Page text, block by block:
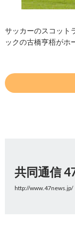
サッカーのスコット
ックの古橋亨梧が
共同通信
http://www.47news.jp/